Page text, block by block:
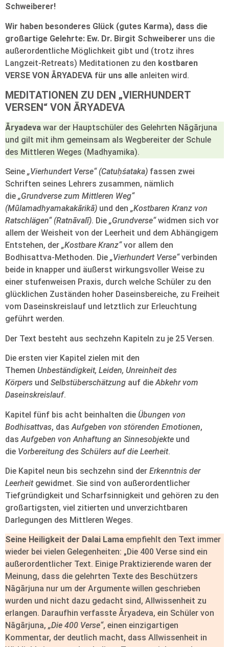
Schweiberer!
Wir haben besonderes Glück (gutes Karma), dass die
großartige Gelehrte: Ew. Dr. Birgit Schweiberer uns die
außerordentliche Möglichkeit gibt und (trotz ihres
Langzeit-Retreats) Meditationen zu den kostbaren
VERSE VON ĀRYADEVA für uns alle anleiten wird.
MEDITATIONEN ZU DEN „VIERHUNDERT
VERSEN“ VON ĀRYADEVA
Āryadeva war der Hauptschüler des Gelehrten Nāgārjuna
und gilt mit ihm gemeinsam als Wegbereiter der Schule
des Mittleren Weges (Madhyamika).
Seine „Vierhundert Verse“ (Catuḥśataka) fassen zwei
Schriften seines Lehrers zusammen, nämlich
die „Grundverse zum Mittleren Weg“
(Mūlamadhyamakakārikā) und den „Kostbaren Kranz von
Ratschlägen“ (Ratnāvalī). Die „Grundverse“widmen sich vor
allem der Weisheit von der Leerheit und dem Abhängigem
Entstehen, der „Kostbare Kranz“vor allem den
Bodhisattva-Methoden. Die „Vierhundert Verse“verbinden
beide in knapper und äußerst wirkungsvoller Weise zu
einer stufenweisen Praxis, durch welche Schüler zu den
glücklichen Zuständen hoher Daseinsbereiche, zu Freiheit
vom Daseinskreislauf und letztlich zur Erleuchtung
geführt werden.
Der Text besteht aus sechzehn Kapiteln zu je 25 Versen.
Die ersten vier Kapitel zielen mit den
Themen Unbeständigkeit, Leiden, Unreinheit des
Körpers und Selbstüberschätzung auf dieAbkehr vom
Daseinskreislauf.
Kapitel fünf bis acht beinhalten die Übungen von
Bodhisattvas, das Aufgeben von störenden Emotionen,
das Aufgeben von Anhaftung an Sinnesobjekte und
die Vorbereitung des Schülers auf die Leerheit.
Die Kapitel neun bis sechzehn sind der Erkenntnis der
Leerheitgewidmet. Sie sind von außerordentlicher
Tiefgründigkeit und Scharfsinnigkeit und gehören zu den
großartigsten, viel zitierten und unverzichtbaren
Darlegungen des Mittleren Weges.
Seine Heiligkeit der Dalai Lama empfiehlt den Text immer
wieder bei vielen Gelegenheiten: „Die 400 Verse sind ein
außerordentlicher Text. Einige Praktizierende waren der
Meinung, dass die gelehrten Texte des Beschützers
Nāgārjuna nur um der Argumente willen geschrieben
wurden und nicht dazu gedacht sind, Allwissenheit zu
erlangen. Daraufhin verfasste Āryadeva, ein Schüler von
Nāgārjuna, „Die 400 Verse“, einen einzigartigen
Kommentar, der deutlich macht, dass Allwissenheit in